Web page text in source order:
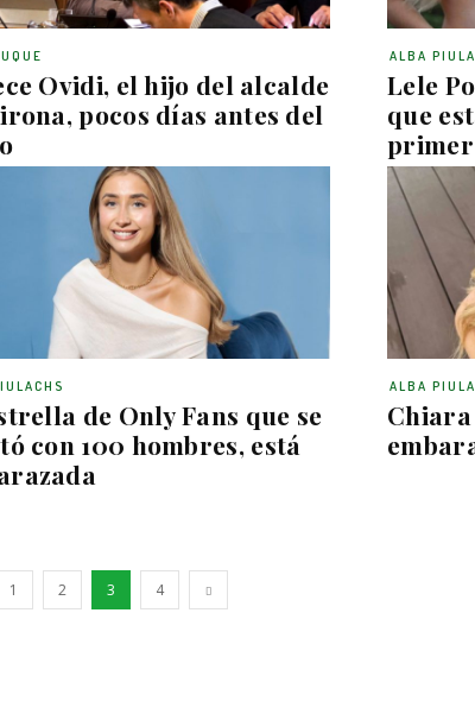
Ovidi, el hijo del alcalde
pocos días antes del
Lele
que
ALBA
de Only Fans que se
con 100 hombres, está
ALBA
1 2 3 4